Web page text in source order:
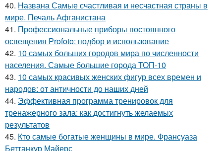
40. Названа Самые счастливая и несчастная страны в
мире. Печаль Афганистана
41. Профессиональные приборы постоянного
освещения Profoto: подбор и использование
42. 10 самых больших городов мира по численности
населения. Самые большие города ТОП-10
43. 10 самых красивых женских фигур всех времен и
народов: от античности до наших дней
44. Эффективная программа тренировок для
тренажерного зала: как достигнуть желаемых
результатов
45. Кто самые богатые женщины в мире. Франсуаза
Беттанкур Майерс